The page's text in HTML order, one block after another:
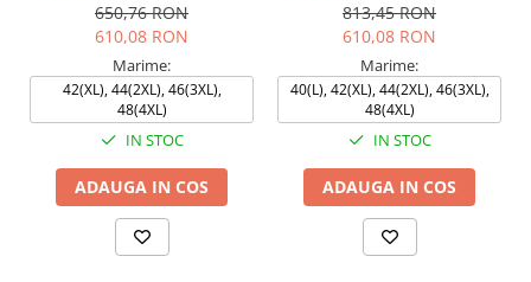
650,76 RON
610,08 RON
Marime:
42(XL), 44(2XL), 46(3XL),
48(4XL)
IN STOC
ADAUGA IN COS
813,45 RON
610,08 RON
Marime:
40(L), 42(XL), 44(2XL), 46(3XL),
48(4XL)
IN STOC
ADAUGA IN COS